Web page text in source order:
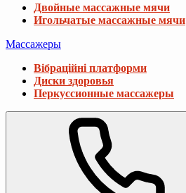
Двойные массажные мячи
Игольчатые массажные мячи
Массажеры
Вібраційні платформи
Диски здоровья
Перкуссионные массажеры